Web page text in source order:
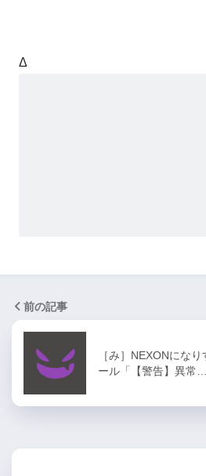
Δ
前の記事
［み］NEXONにな
ール「【警告】異常…